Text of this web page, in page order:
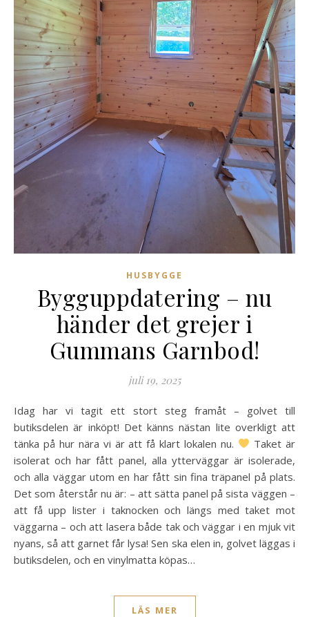
HUSBYGGE
Bygguppdatering – nu
händer det grejer i
Gummans Garnbod!
juli 19, 2025
Idag har vi tagit ett stort steg framåt – golvet till
butiksdelen är inköpt! Det känns nästan lite overkligt att
tänka på hur nära vi är att få klart lokalen nu.
Taket är
isolerat och har fått panel, alla ytterväggar är isolerade,
och alla väggar utom en har fått sin fina träpanel på plats.
Det som återstår nu är: – att sätta panel på sista väggen –
att få upp lister i taknocken och längs med taket mot
väggarna – och att lasera både tak och väggar i en mjuk vit
nyans, så att garnet får lysa! Sen ska elen in, golvet läggas i
butiksdelen, och en vinylmatta köpas…
LÄS MER